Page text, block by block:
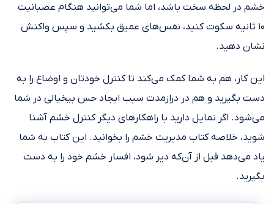
خشم در لحظه سخت باشد، اما شما می‌توانید هنگام عصبانیت
۱۰ ثانیه سکوت کنید، نفس‌های عمیق بکشید و سپس واکنش
نشان دهید.
این کار، هم به شما کمک می‌کند تا کنترل خودتان و اوضاع را به
دست بگیرید و هم در درازمدت سبب ایجاد حس بیخیالی در شما
می‌شود. اگر تمایل دارید با راهکارهای دیگر کنترل خشم آشنا
شوید، خلاصه کتاب مدیریت خشم را بخوانید. این کتاب به شما
یاد می‌دهد قبل از آن‌که دیر شود، افسار خشم خود را به دست
بگیرید.